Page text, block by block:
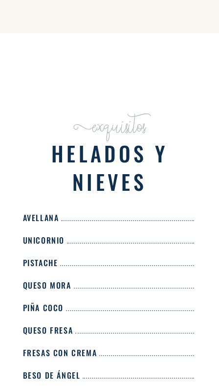
Exquisitos
HELADOS Y
NIEVES
AVELLANA
UNICORNIO
PISTACHE
QUESO MORA
PIÑA COCO
QUESO FRESA
FRESAS CON CREMA
BESO DE ÁNGEL